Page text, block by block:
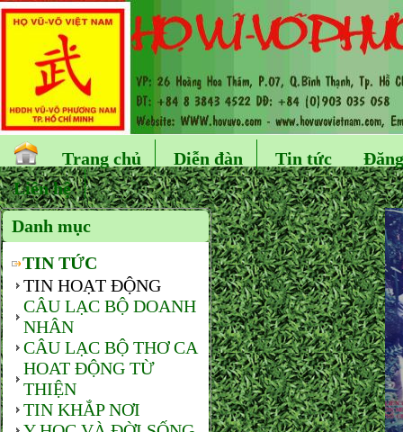
Trang chủ Diễn đàn Tin tức
Liên hệ
Danh mục
TIN TỨC
TIN HOẠT ĐỘNG
CÂU LẠC BỘ DOANH
NHÂN
CÂU LẠC BỘ THƠ CA
HOAT ĐỘNG TỪ
THIỆN
TIN KHẮP NƠI